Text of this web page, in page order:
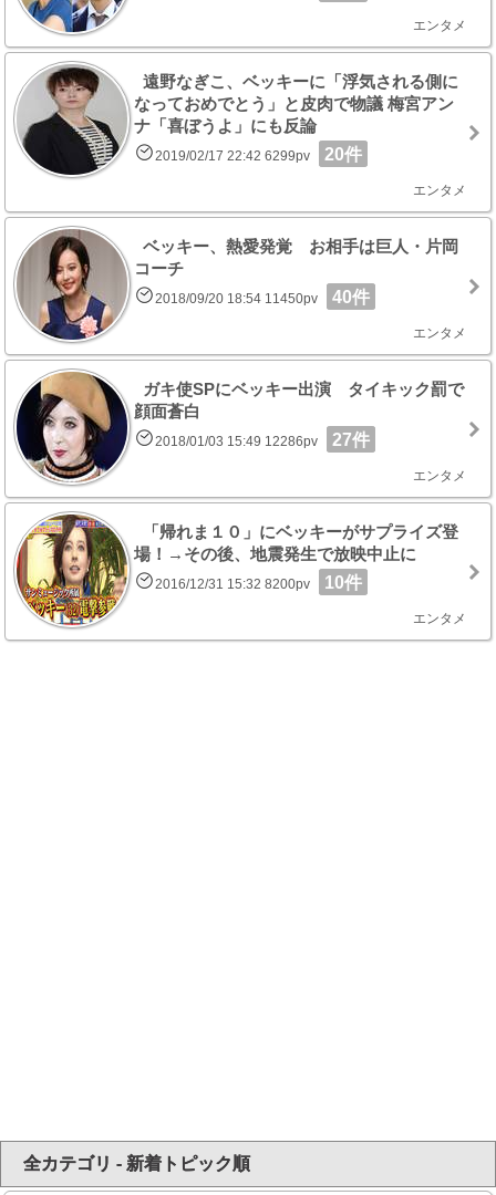
エンタメ
遠野なぎこ、ベッキーに「浮気される側に
なっておめでとう」と皮肉で物議 梅宮アン
ナ「喜ぼうよ」にも反論
2019/02/17 22:42 6299pv 20件
エンタメ
ベッキー、熱愛発覚 お相手は巨人・片岡
コーチ
2018/09/20 18:54 11450pv 40件
エンタメ
ガキ使SPにベッキー出演 タイキック罰で
顔面蒼白
2018/01/03 15:49 12286pv 27件
エンタメ
「帰れま１０」にベッキーがサプライズ登
場！→その後、地震発生で放映中止に
2016/12/31 15:32 8200pv 10件
エンタメ
全カテゴリ - 新着トピック順